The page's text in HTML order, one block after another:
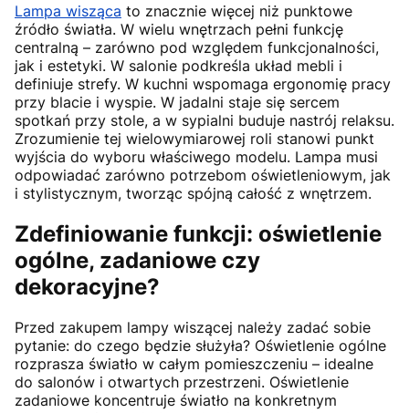
Lampa wisząca to znacznie więcej niż punktowe
źródło światła. W wielu wnętrzach pełni funkcję
centralną – zarówno pod względem funkcjonalności,
jak i estetyki. W salonie podkreśla układ mebli i
definiuje strefy. W kuchni wspomaga ergonomię pracy
przy blacie i wyspie. W jadalni staje się sercem
spotkań przy stole, a w sypialni buduje nastrój relaksu.
Zrozumienie tej wielowymiarowej roli stanowi punkt
wyjścia do wyboru właściwego modelu. Lampa musi
odpowiadać zarówno potrzebom oświetleniowym, jak
i stylistycznym, tworząc spójną całość z wnętrzem.
Zdefiniowanie funkcji: oświetlenie
ogólne, zadaniowe czy
dekoracyjne?
Przed zakupem lampy wiszącej należy zadać sobie
pytanie: do czego będzie służyła? Oświetlenie ogólne
rozprasza światło w całym pomieszczeniu – idealne
do salonów i otwartych przestrzeni. Oświetlenie
zadaniowe koncentruje światło na konkretnym